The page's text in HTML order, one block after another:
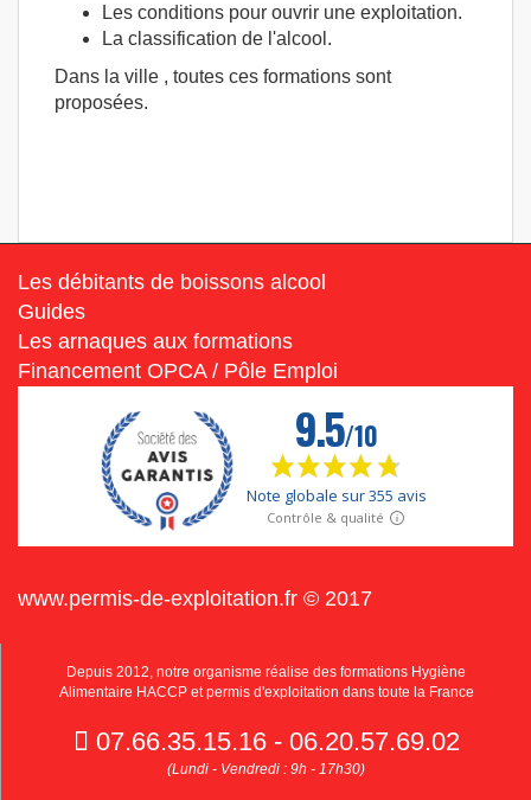
Les conditions pour ouvrir une exploitation.
La classification de l'alcool.
Dans la ville , toutes ces formations sont
proposées.
Les débitants de boissons alcool
Guides
Les arnaques aux formations
Financement OPCA / Pôle Emploi
www.permis-de-exploitation.fr © 2017
Depuis 2012, notre organisme réalise des formations Hygiène
Alimentaire HACCP et permis d'exploitation dans toute la France
07.66.35.15.16 - 06.20.57.69.02
(Lundi - Vendredi : 9h - 17h30)